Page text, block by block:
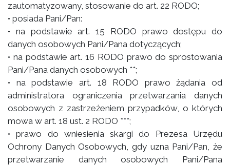
zautomatyzowany, stosowanie do art. 22 RODO;
• posiada Pani/Pan:
• na podstawie art. 15 RODO prawo dostępu do
danych osobowych Pani/Pana dotyczących;
• na podstawie art. 16 RODO prawo do sprostowania
Pani/Pana danych osobowych **;
• na podstawie art. 18 RODO prawo żądania od
administratora ograniczenia przetwarzania danych
osobowych z zastrzeżeniem przypadków, o których
mowa w art. 18 ust. 2 RODO ***;
• prawo do wniesienia skargi do Prezesa Urzędu
Ochrony Danych Osobowych, gdy uzna Pani/Pan, że
przetwarzanie danych osobowych Pani/Pana